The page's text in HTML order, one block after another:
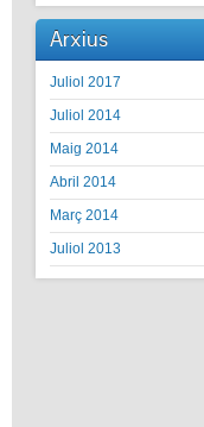
Arxius
Juliol 2017
Juliol 2014
Maig 2014
Abril 2014
Març 2014
Juliol 2013